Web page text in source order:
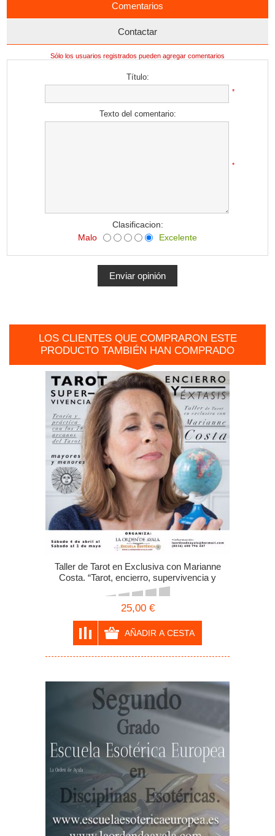
Comentarios
Contactar
Sólo los usuarios registrados pueden agregar comentarios
Título:
*
Texto del comentario:
*
Clasificacion:
Malo
Excelente
LOS CLIENTES QUE COMPRARON ESTE
PRODUCTO TAMBIÉN HAN COMPRADO
Taller de Tarot en Exclusiva con Marianne
Costa. “Tarot, encierro, supervivencia y
éxtasis” 25 euros. Diferido. 10 horas de
clases grabadas.
25,00 €